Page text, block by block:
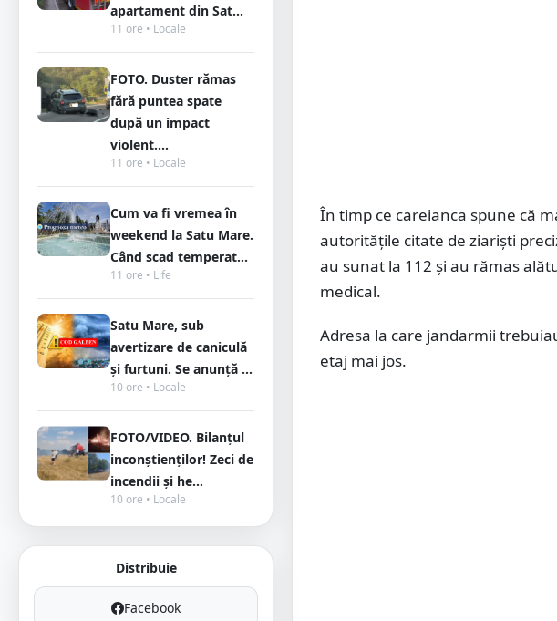
apartament din Sat...
11 ore • Locale
FOTO. Duster rămas
fără puntea spate
după un impact
violent....
11 ore • Locale
Cum va fi vremea în
weekend la Satu Mare.
Când scad temperat...
11 ore • Life
Satu Mare, sub
avertizare de caniculă
și furtuni. Se anunță ...
10 ore • Locale
FOTO/VIDEO. Bilanțul
inconștienților! Zeci de
incendii și he...
10 ore • Locale
Distribuie
Facebook
În timp ce careianca spune că
autoritățile citate de ziariști
au sunat la 112 și au rămas
medical.
Adresa la care jandarmii
etaj mai jos.